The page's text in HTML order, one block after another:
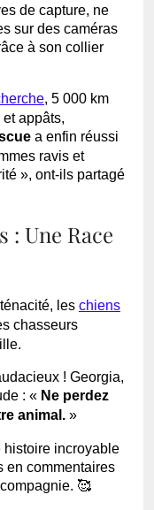
de capture, ne
sur des caméras
à son collier
, 5 000 km
appâts,
a enfin réussi
ravis et
», ont-ils partagé
: Une Race
les chiens
chasseurs
! Georgia,
: « Ne perdez
animal. »
histoire incroyable
en commentaires
🥰